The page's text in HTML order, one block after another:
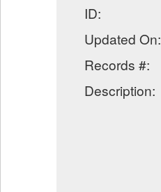
ID:
Updated On:
Records #:
Description: